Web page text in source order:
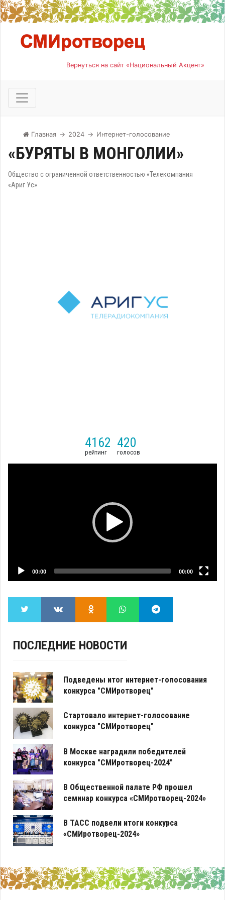
Вернуться на сайт «Национальный Акцент»
Главная → 2024 → Интернет-голосование
«БУРЯТЫ В МОНГОЛИИ»
Общество с ограниченной ответственностью «Телекомпания
«Ариг Ус»
4162
рейтинг
420
голосов
00:00 00:00
ПОСЛЕДНИЕ НОВОСТИ
Подведены итог интернет-голосования
конкурса "СМИротворец"
Стартовало интернет-голосование
конкурса "СМИротворец"
В Москве наградили победителей
конкурса "СМИротворец-2024"
В Общественной палате РФ прошел
семинар конкурса «СМИротворец-2024»
В ТАСС подвели итоги конкурса
«СМИротворец-2024»